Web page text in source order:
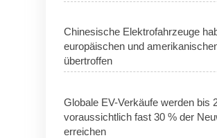
Chinesische Elektrofahrzeuge
europäischen und
übertroffen
Globale EV-Verkäufe werden bis
voraussichtlich fast 30 % der
erreichen